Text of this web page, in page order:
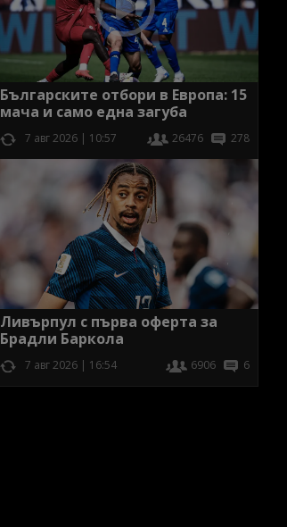
Българските отбори в Европа: 15
мача и само една загуба
7 авг 2026 | 10:57 26476 278
Ливърпул с първа оферта за
Брадли Баркола
7 авг 2026 | 16:54 6906 6